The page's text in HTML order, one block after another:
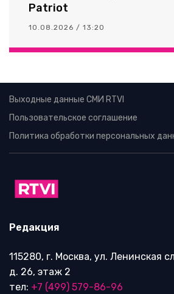
Patriot
10.08.2026 / 13:20
Выходные данные СМИ RTVI
Пользовательское соглашение
Политика обработки персональных
Редакция
115280, г. Москва, ул. Ленинская
д. 26, этаж 2
тел: +7 (499) 579-86-96